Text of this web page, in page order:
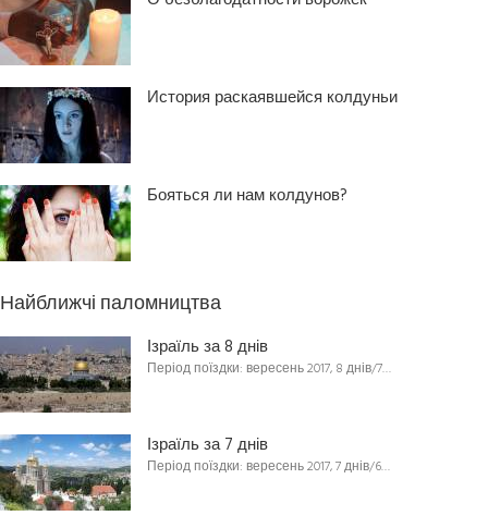
История раскаявшейся колдуньи
Бояться ли нам колдунов?
Найближчі паломництва
Ізраїль за 8 днів
Період поїздки: вересень 2017, 8 днів/7…
Ізраїль за 7 днів
Період поїздки: вересень 2017, 7 днів/6…